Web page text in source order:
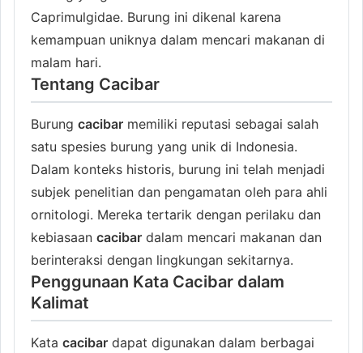
Caprimulgidae. Burung ini dikenal karena
kemampuan uniknya dalam mencari makanan di
malam hari.
Tentang Cacibar
Burung cacibar memiliki reputasi sebagai salah
satu spesies burung yang unik di Indonesia.
Dalam konteks historis, burung ini telah menjadi
subjek penelitian dan pengamatan oleh para ahli
ornitologi. Mereka tertarik dengan perilaku dan
kebiasaan cacibar dalam mencari makanan dan
berinteraksi dengan lingkungan sekitarnya.
Penggunaan Kata Cacibar dalam
Kalimat
Kata cacibar dapat digunakan dalam berbagai